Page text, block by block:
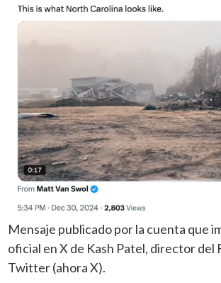
Mensaje publicado por la cuenta que
oficial en X de Kash Patel, director del
Twitter (ahora X).